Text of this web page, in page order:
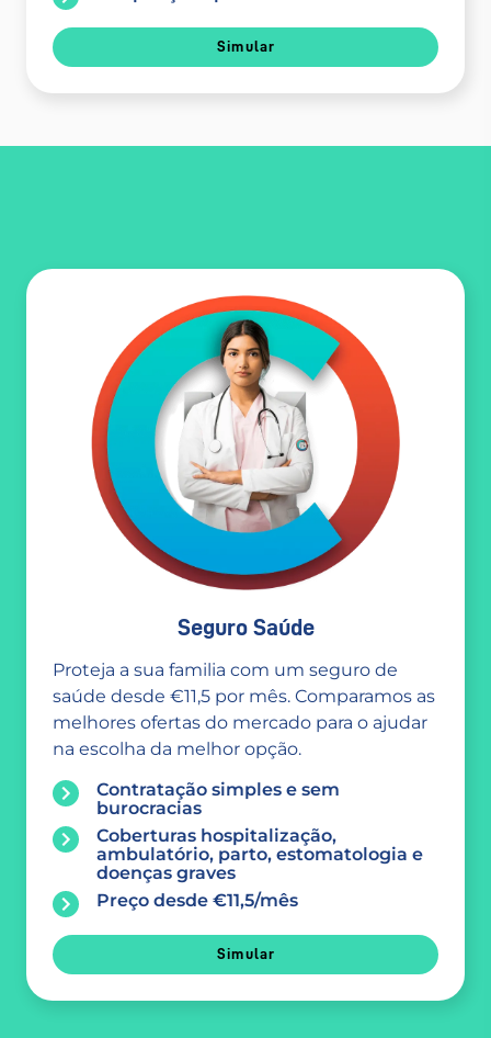
Simular
Seguro Saúde
Proteja a sua familia com um seguro de
saúde desde €11,5 por mês. Comparamos as
melhores ofertas do mercado para o ajudar
na escolha da melhor opção.
Contratação simples e sem
burocracias
Coberturas hospitalização,
ambulatório, parto, estomatologia e
doenças graves
Preço desde €11,5/mês
Simular